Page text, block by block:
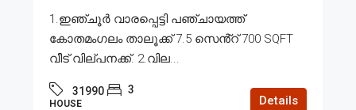
1.ഇഞ്ചൂർ വാരപ്പെട്ടി പഞ്ചായത്ത്
കോതമംഗലം താലൂക്ക് 7.5 സെൻ്റ് 700 SQFT
വീട് വില്പനക്ക്. 2.വില...
31990 3
HOUSE Details